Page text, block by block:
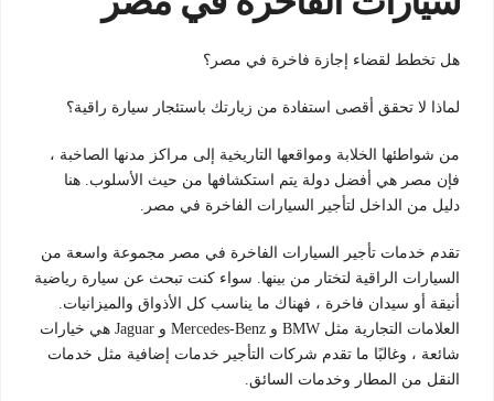
هل تخطط لقضاء إجازة فاخرة في مصر؟
لماذا لا تحقق أقصى استفادة من زيارتك باستئجار سيارة راقية؟
من شواطئها الخلابة ومواقعها التاريخية إلى مراكز مدنها الصاخبة ،
فإن مصر هي أفضل دولة يتم استكشافها من حيث الأسلوب. هنا
دليل من الداخل لتأجير السيارات الفاخرة في مصر.
تقدم خدمات تأجير السيارات الفاخرة في مصر مجموعة واسعة من
السيارات الراقية لتختار من بينها. سواء كنت تبحث عن سيارة رياضية
أنيقة أو سيدان فاخرة ، فهناك ما يناسب كل الأذواق والميزانيات.
العلامات التجارية مثل BMW و Mercedes-Benz و Jaguar هي خيارات
شائعة ، وغالبًا ما تقدم شركات التأجير خدمات إضافية مثل خدمات
النقل من المطار وخدمات السائق.